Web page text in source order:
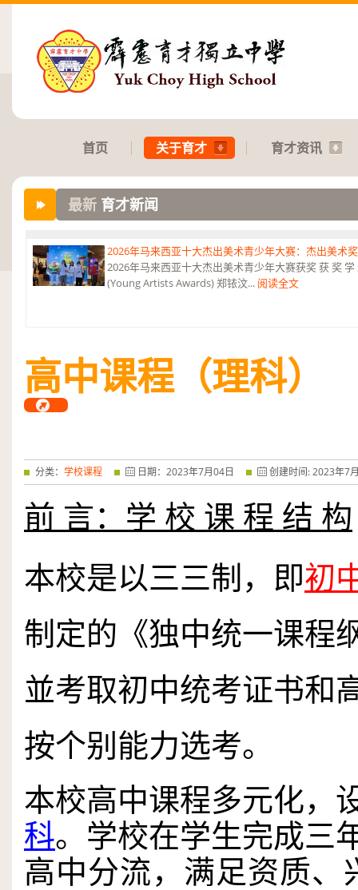
首页 关于育才 育才资讯
最新 育才新闻
——特优奖...阅读全文
2026年马来西亚十大杰出美术青少年大赛：杰出美术
2026年马来西亚十大杰出美术青少年大赛获奖 获 奖
(Young Artists Awards) 郑铱汶... 阅读全文
高中课程（理科）
分类： 学校课程 日期： 2023年7月04日 创建时间:2023年7
前 言：学 校 课 程 结 构
本校是以三三制，即初
制定的《独中统一课程
並考取初中统考证书和
按个别能力选考。
本校高中课程多元化，
科。学校在学生完成三
高中分流，满足资质